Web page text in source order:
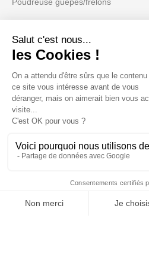
Votre compte
Informations